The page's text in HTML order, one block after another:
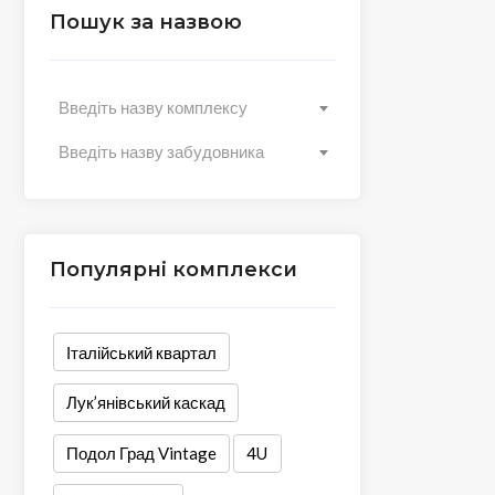
Пошук за назвою
Введіть назву комплексу
Введіть назву забудовника
Популярні комплекси
Італійський квартал
Лук’янівський каскад
Подол Град Vintage 4U